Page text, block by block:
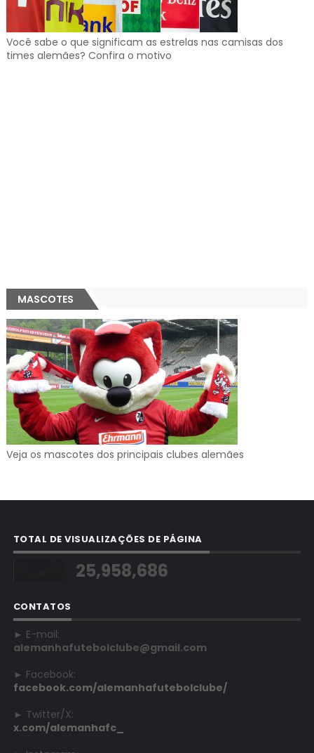
Você sabe o que significam as estrelas nas camisas dos
times alemães? Confira o motivo
MASCOTES
Veja os mascotes dos principais clubes alemães
TOTAL DE VISUALIZAÇÕES DE PÁGINA
25,958,686
CONTATOS
► E-mail:
alemanhafutebolclube@gmail.com
► Facebook:
facebook.com/alemanhafutebolclube/
► Twitter/X:
x.com/alemanhafc_